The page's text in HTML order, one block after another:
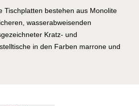
Tischplatten bestehen aus Monolite
wasserabweisenden
Kratz- und
in den Farben marrone und